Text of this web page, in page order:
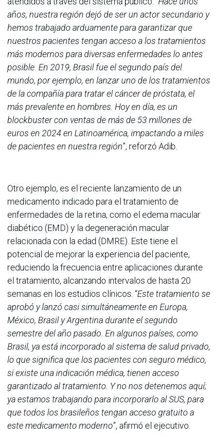
años, nuestra región dejó de ser un actor secundario y
hemos trabajado arduamente para garantizar que
nuestros pacientes tengan acceso a los tratamientos
más modernos para diversas enfermedades lo antes
posible. En 2019, Brasil fue el segundo país del
mundo, por ejemplo, en lanzar uno de los tratamientos
de la compañía para tratar el cáncer de próstata, el
más prevalente en hombres. Hoy en día, es un
blockbuster con ventas de más de 53 millones de
euros en 2024 en Latinoamérica, impactando a miles
de pacientes en nuestra región”, reforzó Adib.
Otro ejemplo, es el reciente lanzamiento de un
medicamento indicado para el tratamiento de
enfermedades de la retina, como el edema macular
diabético (EMD) y la degeneración macular
relacionada con la edad (DMRE). Este tiene el
potencial de mejorar la experiencia del paciente,
reduciendo la frecuencia entre aplicaciones durante
el tratamiento, alcanzando intervalos de hasta 20
semanas en los estudios clínicos. “Este tratamiento se
aprobó y lanzó casi simultáneamente en Europa,
México, Brasil y Argentina durante el segundo
semestre del año pasado. En algunos países, como
Brasil, ya está incorporado al sistema de salud privado,
lo que significa que los pacientes con seguro médico,
si existe una indicación médica, tienen acceso
garantizado al tratamiento. Y no nos detenemos aquí;
ya estamos trabajando para incorporarlo al SUS, para
que todos los brasileños tengan acceso gratuito a
este medicamento moderno”, afirmó el ejecutivo.